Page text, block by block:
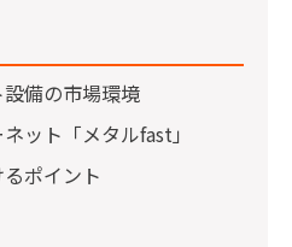
備の市場環境
ット「メタルfast」
ポイント